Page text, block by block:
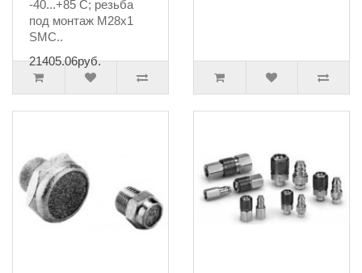
-40...+85 C; резьба
под монтаж М28х1
SMC..
21405.06руб.